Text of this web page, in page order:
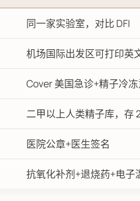
同一家实验室，对比 DFI
机场国际出发区可打印英
Cover 美国急诊+精子冷
二甲以上人类精子库，存
医院公章+医生签名
抗氧化补剂+退烧药+电子